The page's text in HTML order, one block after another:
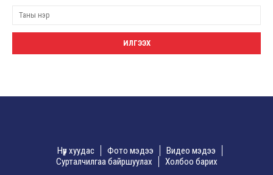
Нүүр хуудас Фото мэдээ
Видео мэдээ
Сурталчилгаа байршуулах
Холбоо барих